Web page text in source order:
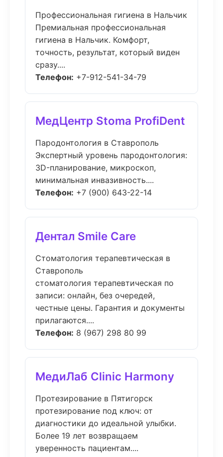
Профессиональная гигиена в Нальчик
Премиальная профессиональная
гигиена в Нальчик. Комфорт,
точность, результат, который виден
сразу....
Телефон: +7-912-541-34-79
МедЦентр Stoma ProfiDent
Пародонтология в Ставрополь
Экспертный уровень пародонтология:
3D-планирование, микроскоп,
минимальная инвазивность....
Телефон: +7 (900) 643-22-14
Дентал Smile Care
Стоматология терапевтическая в
Ставрополь
стоматология терапевтическая по
записи: онлайн, без очередей,
честные цены. Гарантия и документы
прилагаются....
Телефон: 8 (967) 298 80 99
МедиЛаб Clinic Harmony
Протезирование в Пятигорск
протезирование под ключ: от
диагностики до идеальной улыбки.
Более 19 лет возвращаем
уверенность пациентам....